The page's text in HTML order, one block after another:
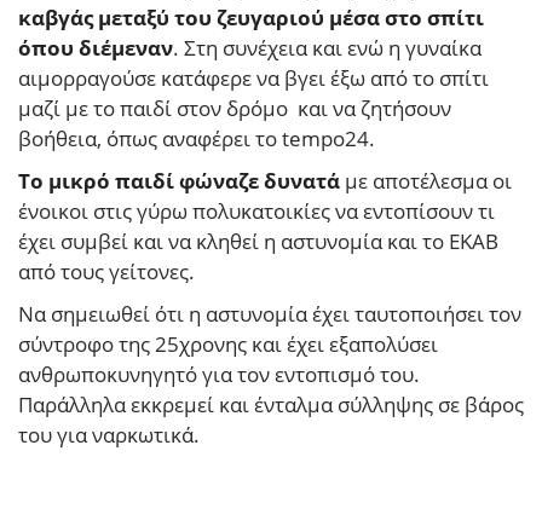
καβγάς μεταξύ του ζευγαριού μέσα στο σπίτι
όπου διέμεναν. Στη συνέχεια και ενώ η γυναίκα
αιμορραγούσε κατάφερε να βγει έξω από το σπίτι
μαζί με το παιδί στον δρόμο και να ζητήσουν
βοήθεια, όπως αναφέρει το tempo24.
Το μικρό παιδί φώναζε δυνατά με αποτέλεσμα οι
ένοικοι στις γύρω πολυκατοικίες να εντοπίσουν τι
έχει συμβεί και να κληθεί η αστυνομία και το ΕΚΑΒ
από τους γείτονες.
Να σημειωθεί ότι η αστυνομία έχει ταυτοποιήσει τον
σύντροφο της 25χρονης και έχει εξαπολύσει
ανθρωποκυνηγητό για τον εντοπισμό του.
Παράλληλα εκκρεμεί και ένταλμα σύλληψης σε βάρος
του για ναρκωτικά.